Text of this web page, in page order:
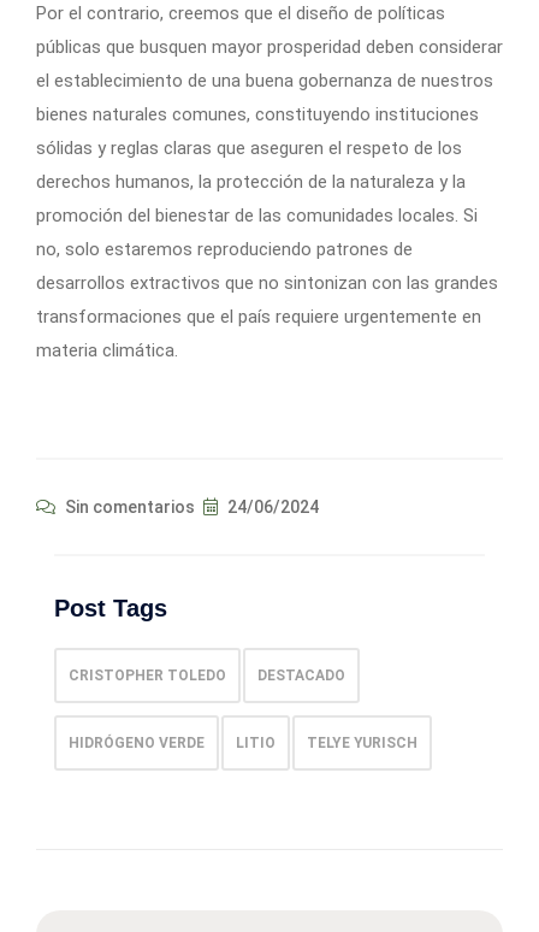
Por el contrario, creemos que el diseño de políticas
públicas que busquen mayor prosperidad deben considerar
el establecimiento de una buena gobernanza de nuestros
bienes naturales comunes, constituyendo instituciones
sólidas y reglas claras que aseguren el respeto de los
derechos humanos, la protección de la naturaleza y la
promoción del bienestar de las comunidades locales. Si
no, solo estaremos reproduciendo patrones de
desarrollos extractivos que no sintonizan con las grandes
transformaciones que el país requiere urgentemente en
materia climática.
Sin comentarios 24/06/2024
Post Tags
CRISTOPHER TOLEDO DESTACADO
HIDRÓGENO VERDE LITIO TELYE YURISCH